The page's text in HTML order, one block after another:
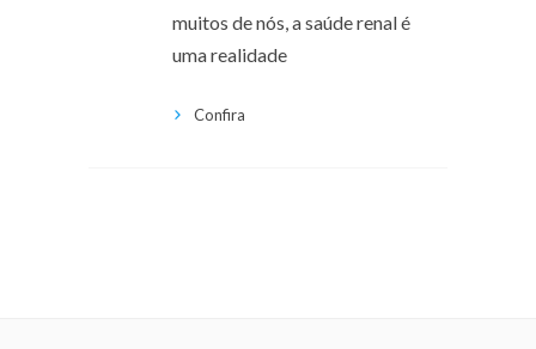
muitos de nós, a saúde renal é
uma realidade
Confira